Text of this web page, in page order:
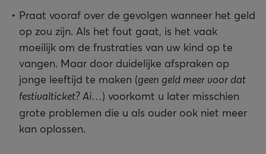
Praat vooraf over de gevolgen wanneer het geld
op zou zijn. Als het fout gaat, is het vaak
moeilijk om de frustraties van uw kind op te
vangen. Maar door duidelijke afspraken op
jonge leeftijd te maken (geen geld meer voor dat
festivalticket? Ai…) voorkomt u later misschien
grote problemen die u als ouder ook niet meer
kan oplossen.